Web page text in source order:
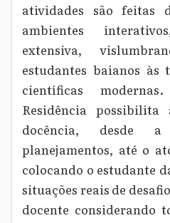
atividades são feitas
ambientes
extensiva,
estudantes baianos às
científicas
Residência
docência, desde
planejamentos, até o
colocando o estudante
situações reais de
docente considerando